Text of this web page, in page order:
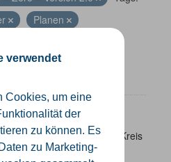
verwendet
Cookies, um eine
der
zu können. Es
zu Marketing-
Planen
Verwaltungsgrenzen im Kreis